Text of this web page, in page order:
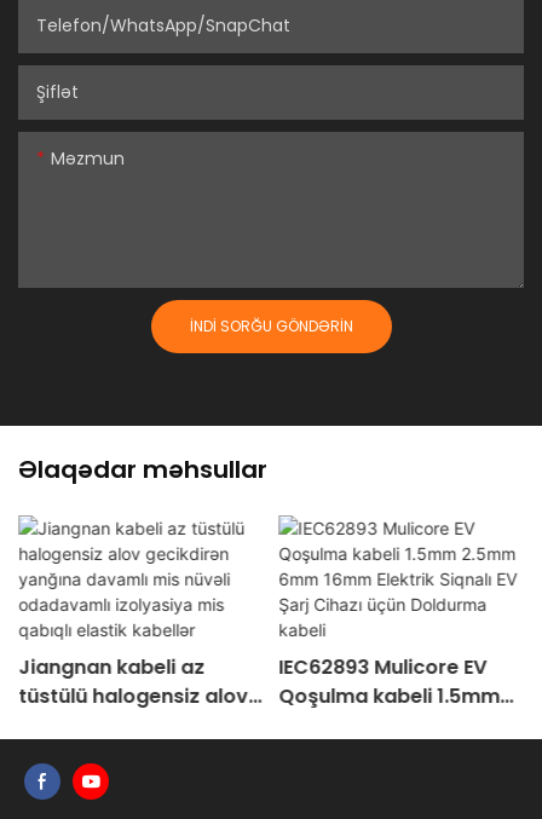
Telefon/WhatsApp/SnapChat
Şiflət
Məzmun
İNDI SORĞU GÖNDƏRIN
Əlaqədar məhsullar
Jiangnan kabeli az
tüstülü halogensiz alov
odadavamlı izolyasiya
IEC62893 Mulicore EV
Qoşulma kabeli 1.5mm